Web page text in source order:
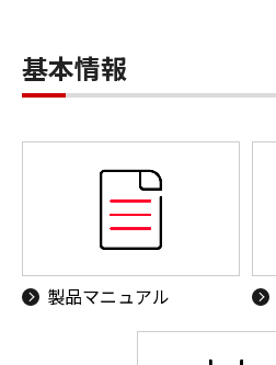
基本情報
製品マニュアル